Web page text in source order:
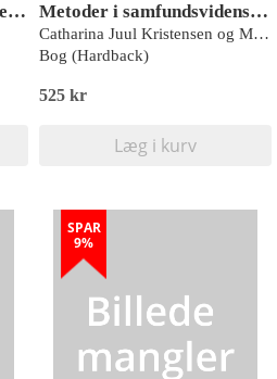
Den skinbarlige virkelighed, 6. udgave Metoder i samfundsvidenskaberne
Catharina Juul Kristensen og M. Azhar Hussain (red.)
Bog (Hardback)
525 kr
Læg i kurv
SPAR
9%